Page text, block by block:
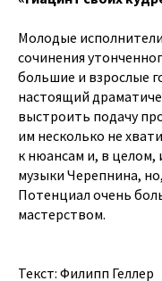
Молодые
сочинения
большие и взрослые
настоящий
выстроить подачу
им несколько не
к нюансам и, в целом,
музыки Черепнина,
Потенциал очень
мастерством.
Текст: Филипп Геллер